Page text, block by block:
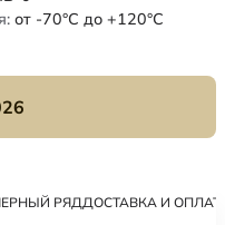
от -70°C до +120°C
РЯДДОСТАВКА И